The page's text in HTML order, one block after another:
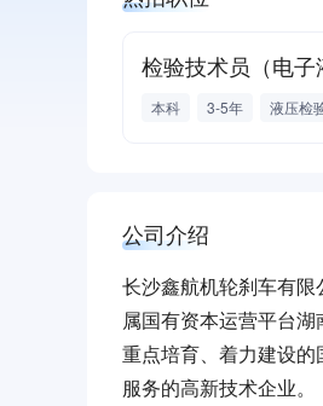
本科 3-5年 液压检
公司介绍
长沙鑫航机轮刹车有
属国有资本运营平台
重点培育、着力建设的
服务的高新技术企业。